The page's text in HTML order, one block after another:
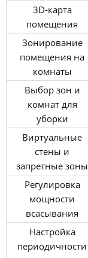
3D-карта
помещения
Зонирование
помещения на
комнаты
Выбор зон и
комнат для
уборки
Виртуальные
стены и
запретные зоны
Регулировка
мощности
всасывания
Настройка
периодичности